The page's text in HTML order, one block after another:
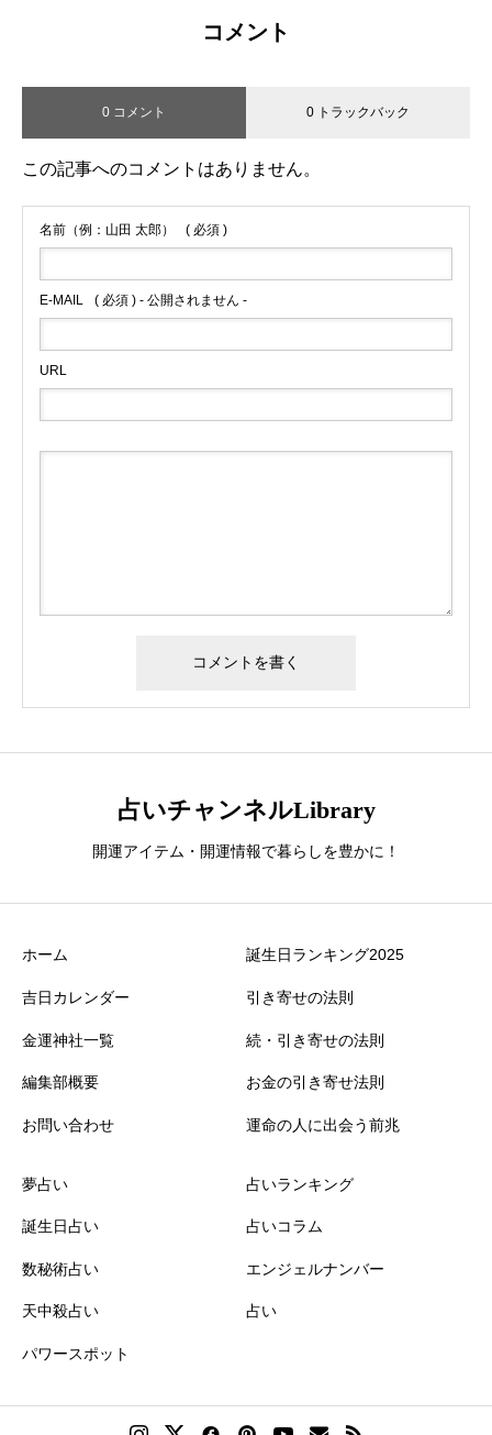
コメント
0 コメント 0 トラックバック
この記事へのコメントはありません。
名前（例：山田 太郎） ( 必須 )
E-MAIL ( 必須 ) - 公開されません -
URL
占いチャンネルLibrary
開運アイテム・開運情報で暮らしを豊かに！
ホーム
吉日カレンダー
金運神社一覧
編集部概要
お問い合わせ
誕生日ランキング2025
引き寄せの法則
続・引き寄せの法則
お金の引き寄せ法則
運命の人に出会う前兆
夢占い
誕生日占い
数秘術占い
天中殺占い
パワースポット
占いランキング
占いコラム
エンジェルナンバー
占い